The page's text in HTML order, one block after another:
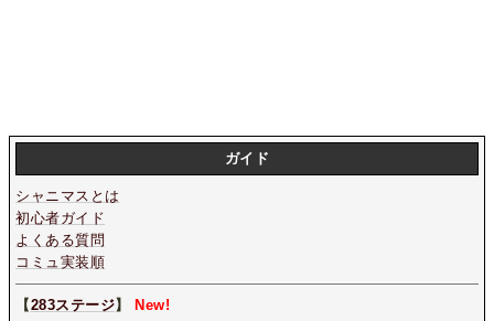
ガイド
シャニマスとは
初心者ガイド
よくある質問
コミュ実装順
【283ステージ】 New!